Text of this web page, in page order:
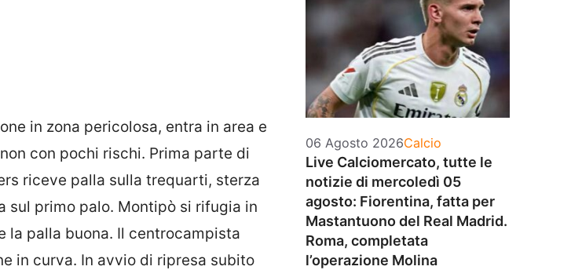
in zona pericolosa, entra in area e
con pochi rischi. Prima parte di
riceve palla sulla trequarti, sterza
sul primo palo. Montipò si rifugia in
la palla buona. Il centrocampista
in curva. In avvio di ripresa subito
06 Agosto 2026Categorie
Calcio
Live Calciomercato, tutte le
notizie di mercoledì 05
agosto: Fiorentina, fatta per
Mastantuono del Real Madrid.
Roma, completata
l’operazione Molina